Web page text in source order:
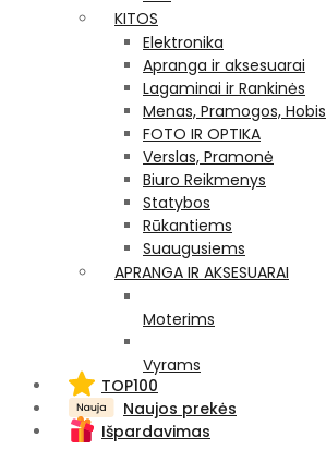
KITOS
Elektronika
Apranga ir aksesuarai
Lagaminai ir Rankinės
Menas, Pramogos, Hobis
FOTO IR OPTIKA
Verslas, Pramonė
Biuro Reikmenys
Statybos
Rūkantiems
Suaugusiems
APRANGA IR AKSESUARAI
Moterims
Vyrams
TOP100
Naujos prekės
Išpardavimas